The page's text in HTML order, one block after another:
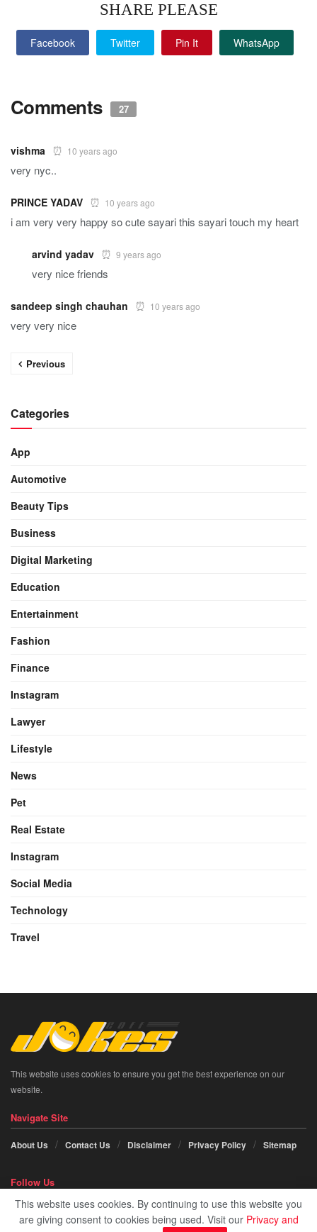
SHARE PLEASE
Facebook Twitter Pin It WhatsApp
Comments 27
vishma 10 years ago
very nyc..
PRINCE YADAV 10 years ago
i am very very happy so cute sayari this sayari touch my heart
arvind yadav 9 years ago
very nice friends
sandeep singh chauhan 10 years ago
very very nice
Previous
Categories
App
Automotive
Beauty Tips
Business
Digital Marketing
Education
Entertainment
Fashion
Finance
Instagram
Lawyer
Lifestyle
News
Pet
Real Estate
Instagram
Social Media
Technology
Travel
This website uses cookies to ensure you get the best experience on our
website.
Navigate Site
About Us Contact Us Disclaimer Privacy Policy Sitemap
Follow Us
Social icon element needJNews Essentialplugin to be activated.
This website uses cookies. By continuing to use this website you
are giving consent to cookies being used. Visit our Privacy and